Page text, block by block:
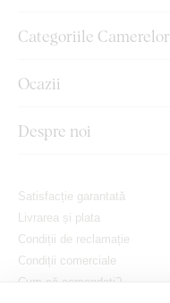
Categoriile Camerelor
Ocazii
Despre noi
Satisfacție garantată
Livrarea și plata
Condiții de reclamație
Condiții comerciale
Cum să comandați?